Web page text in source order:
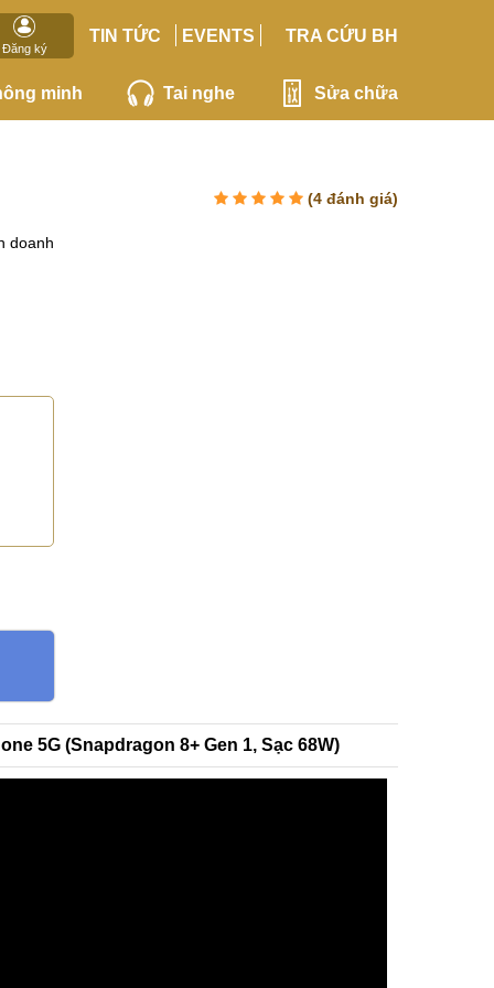
Đăng ký
TIN TỨC EVENTS TRA CỨU BH
minh Tai nghe Sửa chữa
(4 đánh giá)
doanh
5G (Snapdragon 8+ Gen 1, Sạc 68W)